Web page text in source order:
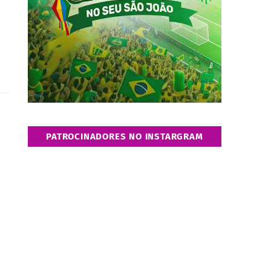
PATROCINADORES NO INSTARGRAM